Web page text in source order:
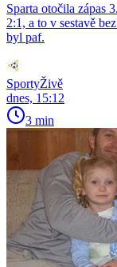
Sparta otočila zápas
2:1, a to v sestavě
byl paf.
SportyŽivě
dnes, 15:12
3 min